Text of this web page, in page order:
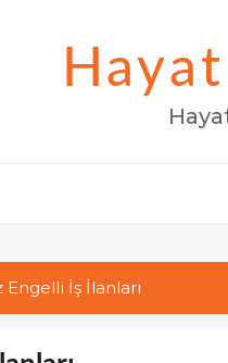
Hayat
İş İlanları